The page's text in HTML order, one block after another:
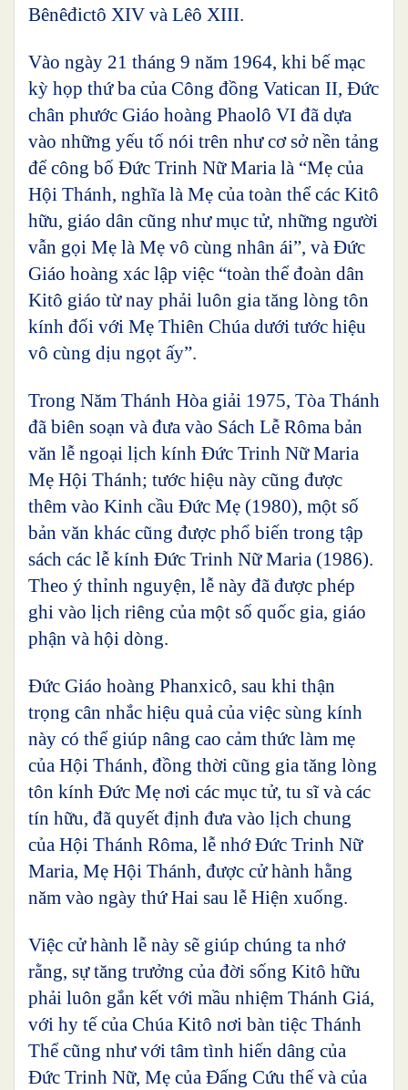
Bênêđictô XIV và Lêô XIII.
Vào ngày 21 tháng 9 năm 1964, khi bế mạc
kỳ họp thứ ba của Công đồng Vatican II, Đức
chân phước Giáo hoàng Phaolô VI đã dựa
vào những yếu tố nói trên như cơ sở nền tảng
để công bố Đức Trinh Nữ Maria là “Mẹ của
Hội Thánh, nghĩa là Mẹ của toàn thể các Kitô
hữu, giáo dân cũng như mục tử, những người
vẫn gọi Mẹ là Mẹ vô cùng nhân ái”, và Đức
Giáo hoàng xác lập việc “toàn thể đoàn dân
Kitô giáo từ nay phải luôn gia tăng lòng tôn
kính đối với Mẹ Thiên Chúa dưới tước hiệu
vô cùng dịu ngọt ấy”.
Trong Năm Thánh Hòa giải 1975, Tòa Thánh
đã biên soạn và đưa vào Sách Lễ Rôma bản
văn lễ ngoại lịch kính Đức Trinh Nữ Maria
Mẹ Hội Thánh; tước hiệu này cũng được
thêm vào Kinh cầu Đức Mẹ (1980), một số
bản văn khác cũng được phổ biến trong tập
sách các lễ kính Đức Trinh Nữ Maria (1986).
Theo ý thỉnh nguyện, lễ này đã được phép
ghi vào lịch riêng của một số quốc gia, giáo
phận và hội dòng.
Đức Giáo hoàng Phanxicô, sau khi thận
trọng cân nhắc hiệu quả của việc sùng kính
này có thể giúp nâng cao cảm thức làm mẹ
của Hội Thánh, đồng thời cũng gia tăng lòng
tôn kính Đức Mẹ nơi các mục tử, tu sĩ và các
tín hữu, đã quyết định đưa vào lịch chung
của Hội Thánh Rôma, lễ nhớ Đức Trinh Nữ
Maria, Mẹ Hội Thánh, được cử hành hằng
năm vào ngày thứ Hai sau lễ Hiện xuống.
Việc cử hành lễ này sẽ giúp chúng ta nhớ
rằng, sự tăng trưởng của đời sống Kitô hữu
phải luôn gắn kết với mầu nhiệm Thánh Giá,
với hy tế của Chúa Kitô nơi bàn tiệc Thánh
Thể cũng như với tâm tình hiến dâng của
Đức Trinh Nữ, Mẹ của Đấng Cứu thế và của